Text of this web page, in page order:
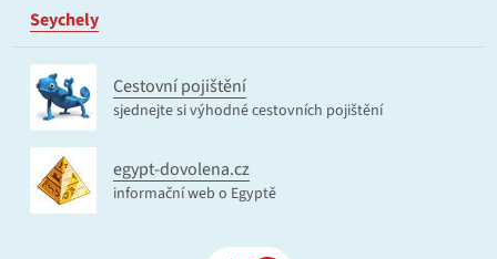
Seychely
Cestovní pojištění
sjednejte si výhodné cestovních pojištění
egypt-dovolena.cz
informační web o Egyptě